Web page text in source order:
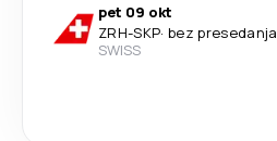
pet 09 okt
ZRH-SKP· bez presedanja
SWISS